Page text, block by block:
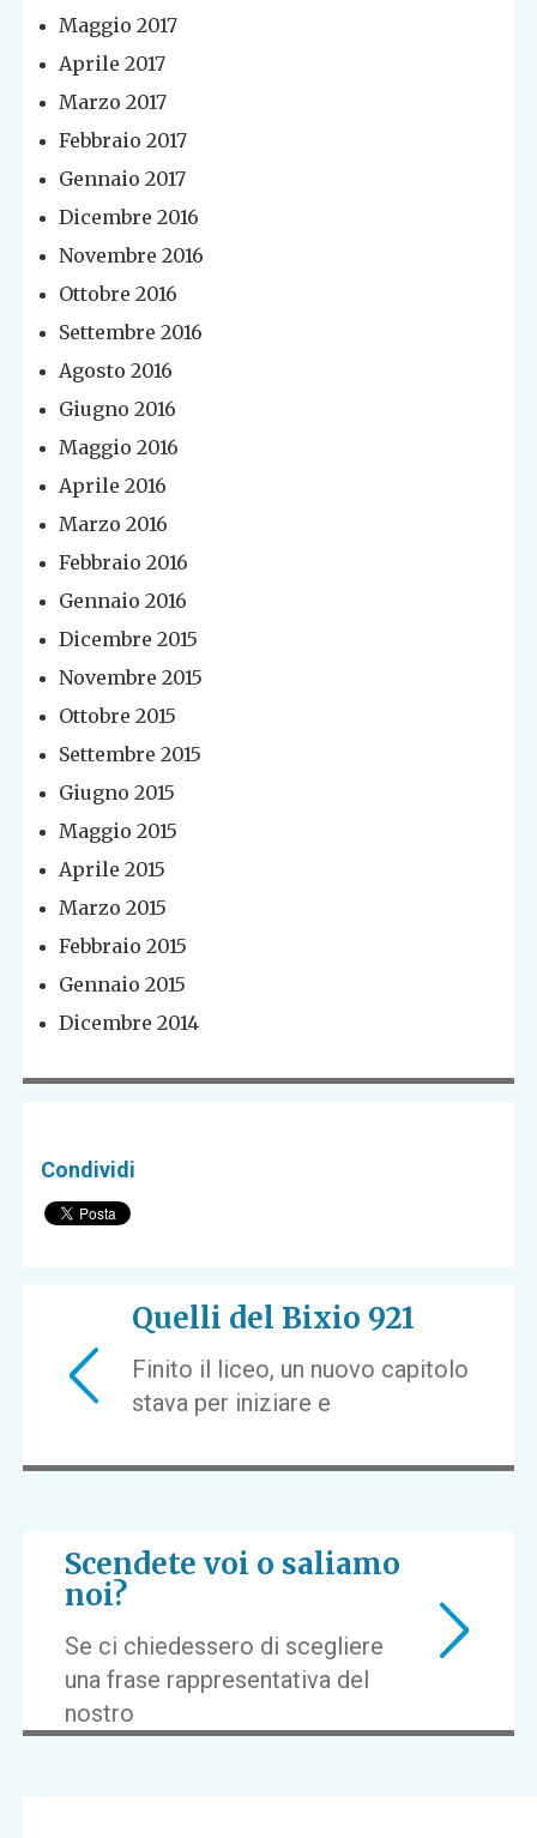
Maggio 2017
Aprile 2017
Marzo 2017
Febbraio 2017
Gennaio 2017
Dicembre 2016
Novembre 2016
Ottobre 2016
Settembre 2016
Agosto 2016
Giugno 2016
Maggio 2016
Aprile 2016
Marzo 2016
Febbraio 2016
Gennaio 2016
Dicembre 2015
Novembre 2015
Ottobre 2015
Settembre 2015
Giugno 2015
Maggio 2015
Aprile 2015
Marzo 2015
Febbraio 2015
Gennaio 2015
Dicembre 2014
Condividi
Quelli del Bixio 921
Finito il liceo, un nuovo capitolo
stava per iniziare e
Scendete voi o saliamo
noi?
Se ci chiedessero di scegliere
una frase rappresentativa del
nostro